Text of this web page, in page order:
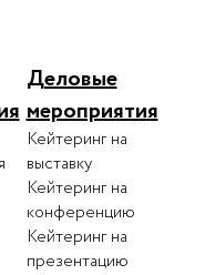
Деловые
мероприятия
Кейтеринг на
выставку
Кейтеринг на
конференцию
Кейтеринг на
презентацию